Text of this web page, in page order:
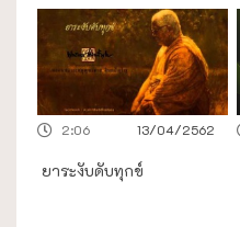
13/04/2562
2:06
ยาระงับดับทุกข์